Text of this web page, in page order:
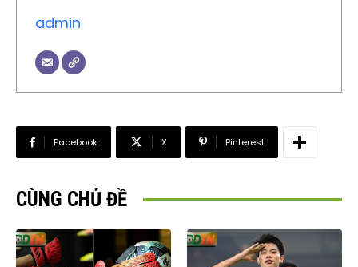
admin
Facebook X Pinterest
CÙNG CHỦ ĐỀ